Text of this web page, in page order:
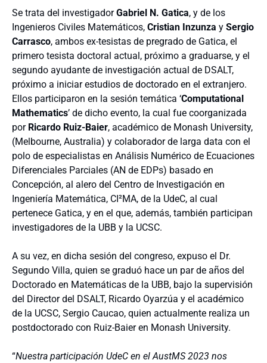
Se trata del investigadorGabriel N. Gatica, y de los
Ingenieros Civiles Matemáticos, Cristian Inzunza y Sergio
Carrasco, ambos ex-tesistas de pregrado de Gatica, el
primero tesista doctoral actual, próximo a graduarse, y el
segundo ayudante de investigación actual de DSALT,
próximo a iniciar estudios de doctorado en el extranjero.
Ellos participaron en la sesión temática ‘Computational
Mathematics’ de dicho evento, la cual fue coorganizada
por Ricardo Ruiz-Baier, académico de Monash University,
(Melbourne, Australia) y colaborador de larga data con el
polo de especialistas en Análisis Numérico de Ecuaciones
Diferenciales Parciales (AN de EDPs) basado en
Concepción, al alero del Centro de Investigación en
Ingeniería Matemática, CI²MA, de la UdeC, al cual
pertenece Gatica, y en el que, además, también participan
investigadores de la UBB y la UCSC.
A su vez, en dicha sesión del congreso, expuso el Dr.
Segundo Villa, quien se graduó hace un par de años del
Doctorado en Matemáticas de la UBB, bajo la supervisión
del Director del DSALT, Ricardo Oyarzúa y el académico
de la UCSC, Sergio Caucao, quien actualmente realiza un
postdoctorado con Ruiz-Baier en Monash University.
“Nuestra participación UdeC en el AustMS 2023 nos